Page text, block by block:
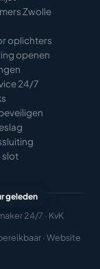
Zwolle
oplichters
openen
24/7
slot
24/7 · KvK
· Website
geleden